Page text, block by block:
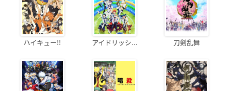
ハイキュー!! アイドリッシ... 刀剣乱舞